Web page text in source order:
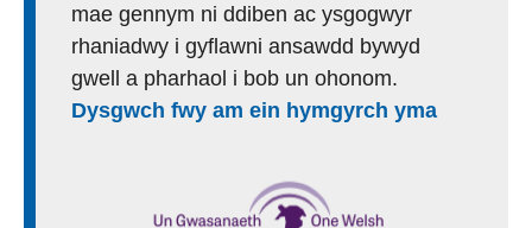
mae gennym ni ddiben ac ysgogwyr
rhaniadwy i gyflawni ansawdd bywyd
gwell a pharhaol i bob un ohonom.
Dysgwch fwy am ein hymgyrch yma